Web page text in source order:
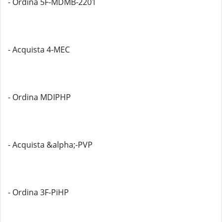
- Acquista 4-MEC
- Ordina MDIPHP
- Acquista &alpha;-PVP
- Ordina 3F-PiHP